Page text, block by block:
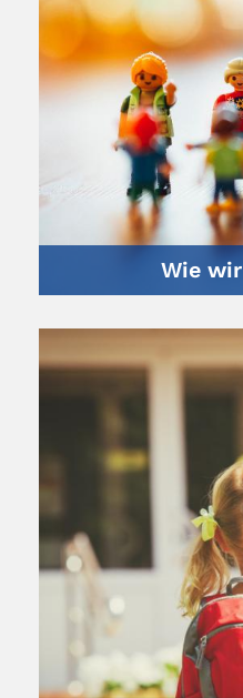
Wie